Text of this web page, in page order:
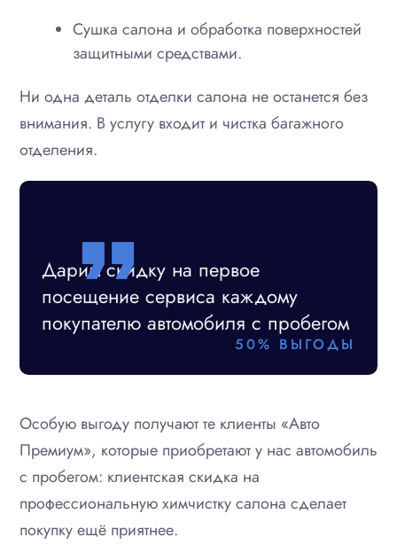
Сушка салона и обработка поверхностей
защитными средствами.
Ни одна деталь отделки салона не останется без
внимания. В услугу входит и чистка багажного
отделения.
format_quote
Дарим скидку на первое
посещение сервиса каждому
покупателю автомобиля с пробегом
50% ВЫГОДЫ
Особую выгоду получают те клиенты «Авто
Премиум», которые приобретают у нас автомобиль
с пробегом: клиентская скидка на
профессиональную химчистку салона сделает
покупку ещё приятнее.